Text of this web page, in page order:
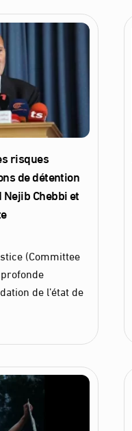
risques
de détention
Chebbi et
(Committee
de l’état de